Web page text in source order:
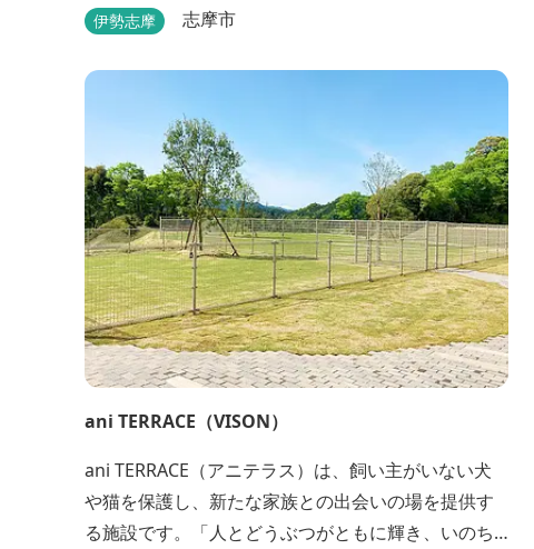
望できる静かな宿。
伊勢志摩 志摩市
ani TERRACE（VISON）
ani TERRACE（アニテラス）は、飼い主がいない犬
や猫を保護し、新たな家族との出会いの場を提供す
る施設です。「人とどうぶつがともに輝き、いのち